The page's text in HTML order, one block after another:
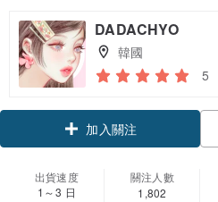
DADACHYO
韓國
5
加入關注
出貨速度
1～3 日
關注人數
1,802